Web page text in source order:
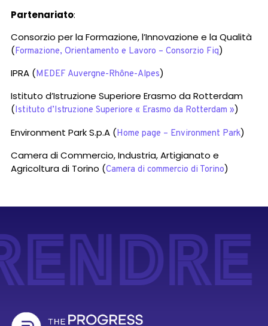
Partenariato:
Consorzio per la Formazione, l’Innovazione e la Qualità
(Formazione, Orientamento e Lavoro – Consorzio Fiq)
IPRA (MEDEF Auvergne-Rhône-Alpes)
Istituto d’Istruzione Superiore Erasmo da Rotterdam
(Istituto d’Istruzione Superiore « Erasmo da Rotterdam »)
Environment Park S.p.A (Home page – Environment Park)
Camera di Commercio, Industria, Artigianato e
Agricoltura di Torino (Camera di commercio di Torino)